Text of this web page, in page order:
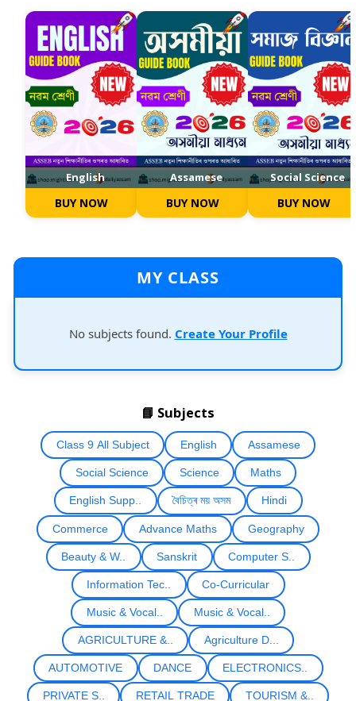
English
BUY NOW
Assamese
BUY NOW
Social Science
BUY NOW
MY CLASS
No subjects found. Create Your Profile
📘 Subjects
Class 9 All Subject English Assamese
Social Science Science Maths
English Supp.. বৈচিত্ৰ ময় অসম Hindi
Commerce Advance Maths Geography
Beauty & W.. Sanskrit Computer S..
Information Tec.. Co-Curricular
Music & Vocal.. Music & Vocal..
AGRICULTURE &.. Agriculture D...
AUTOMOTIVE DANCE ELECTRONICS..
PRIVATE S.. RETAIL TRADE TOURISM &..